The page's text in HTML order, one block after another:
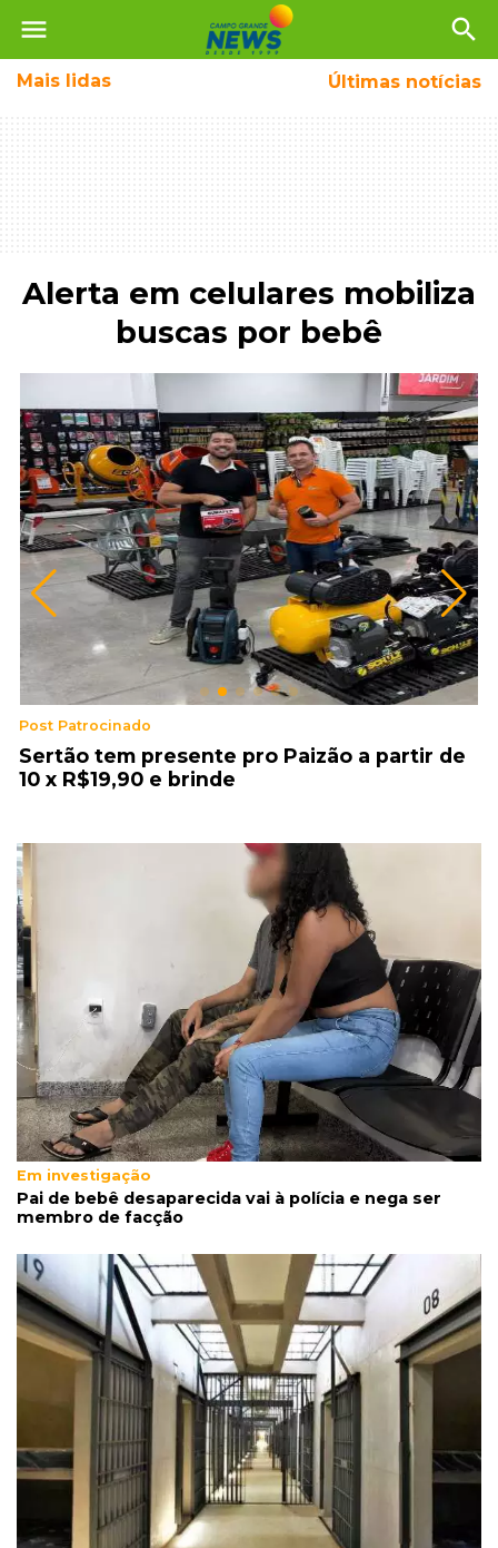
menu search
Mais lidas Últimas notícias
Alerta em celulares mobiliza
buscas por bebê
Post Patrocinado
Sertão tem presente pro Paizão a partir de
10 x R$19,90 e brinde
Em investigação
Pai de bebê desaparecida vai à polícia e nega ser
membro de facção